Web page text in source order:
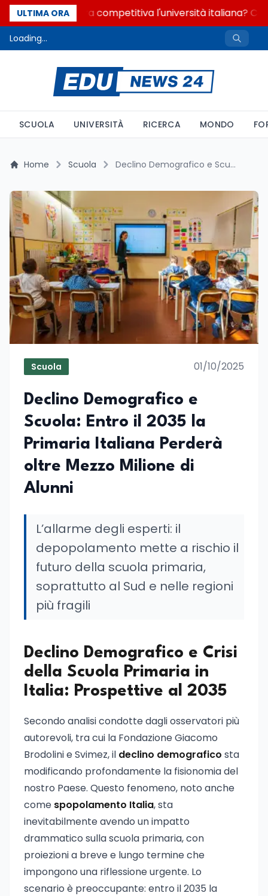
ULTIMA ORA
Quanto è ancora competitiva l'università italiana?
Loading...
SCUOLA UNIVERSITÀ RICERCA MONDO
Home Scuola Declino Demografico e Scuola: Entro il 2035 la Primaria Italiana Perderà oltre Mezzo Milione di Alunni
Scuola 01/10/2025
Declino Demografico e
Scuola: Entro il 2035 la
Primaria Italiana Perderà
oltre Mezzo Milione di
Alunni
L’allarme degli esperti: il
depopolamento mette a rischio il
futuro della scuola primaria,
soprattutto al Sud e nelle regioni
più fragili
Declino Demografico e Crisi
della Scuola Primaria in
Italia: Prospettive al 2035
Secondo analisi condotte dagli osservatori più
autorevoli, tra cui la Fondazione Giacomo
Brodolini e Svimez, il declino demografico sta
modificando profondamente la fisionomia del
nostro Paese. Questo fenomeno, noto anche
come spopolamento Italia, sta
inevitabilmente avendo un impatto
drammatico sulla scuola primaria, con
proiezioni a breve e lungo termine che
impongono una riflessione urgente. Lo
scenario è preoccupante: entro il 2035 la